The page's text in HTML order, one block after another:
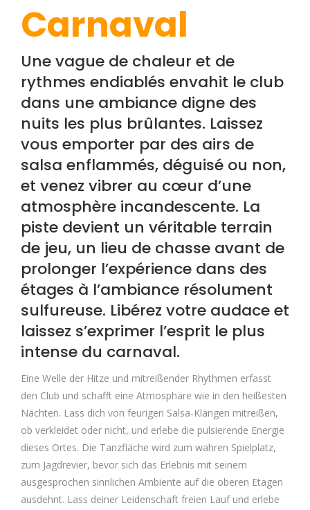
Carnaval
Une vague de chaleur et de
rythmes endiablés envahit le club
dans une ambiance digne des
nuits les plus brûlantes. Laissez
vous emporter par des airs de
salsa enflammés, déguisé ou non,
et venez vibrer au cœur d’une
atmosphère incandescente. La
piste devient un véritable terrain
de jeu, un lieu de chasse avant de
prolonger l’expérience dans des
étages à l’ambiance résolument
sulfureuse. Libérez votre audace et
laissez s’exprimer l’esprit le plus
intense du carnaval.
Eine Welle der Hitze und mitreißender Rhythmen erfasst
den Club und schafft eine Atmosphäre wie in den heißesten
Nächten. Lass dich von feurigen Salsa-Klängen mitreißen,
ob verkleidet oder nicht, und erlebe die pulsierende Energie
dieses Ortes. Die Tanzfläche wird zum wahren Spielplatz,
zum Jagdrevier, bevor sich das Erlebnis mit seinem
ausgesprochen sinnlichen Ambiente auf die oberen Etagen
ausdehnt. Lass deiner Leidenschaft freien Lauf und erlebe